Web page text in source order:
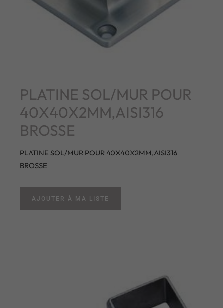
PLATINE SOL/MUR POUR
40X40X2MM,AISI316
BROSSE
PLATINE SOL/MUR POUR 40X40X2MM,AISI316
BROSSE
AJOUTER À MA LISTE